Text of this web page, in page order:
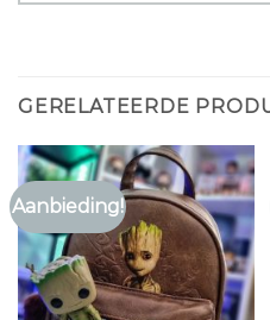
GERELATEERDE
Aanbieding!